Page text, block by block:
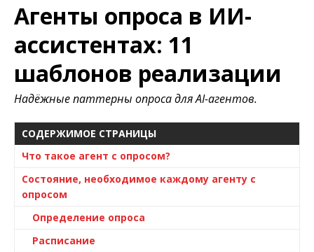
Агенты опроса в ИИ-
ассистентах: 11
шаблонов реализации
Надёжные паттерны опроса для AI-агентов.
СОДЕРЖИМОЕ СТРАНИЦЫ
Что такое агент с опросом?
Состояние, необходимое каждому агенту с
опросом
Определение опроса
Расписание